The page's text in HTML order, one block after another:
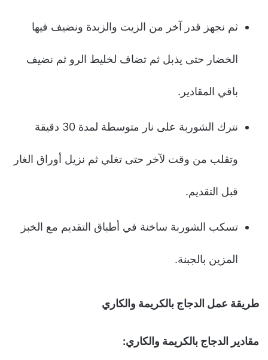
ثم نجهز قدر آخر من الزيت والزبدة ونضيف فيها
الخضار حتى يذبل ثم تضاف لخليط الرو ثم نضيف
باقي المقادير.
نترك الشوربة على نار متوسطة لمدة 30 دقيقة
وتقلب من وقت لآخر حتى تغلي ثم نزيل أوراق الغار
قبل التقديم.
تسكب الشوربة ساخنة في أطباق التقديم مع الخبز
المزين بالجبنة.
طريقة عمل الدجاج بالكريمة والكاري
مقادير الدجاج بالكريمة والكاري: